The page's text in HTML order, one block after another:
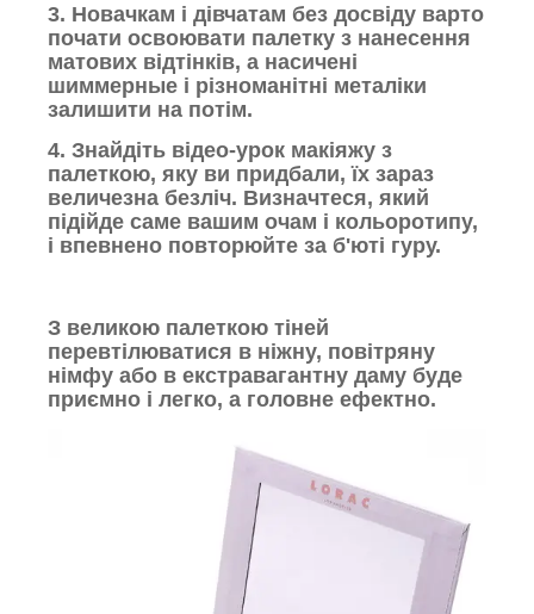
3. Новачкам і дівчатам без досвіду варто
почати освоювати палетку з нанесення
матових відтінків, а насичені
шиммерные і різноманітні металіки
залишити на потім.
4. Знайдіть відео-урок макіяжу з
палеткою, яку ви придбали, їх зараз
величезна безліч. Визначтеся, який
підійде саме вашим очам і кольоротипу,
і впевнено повторюйте за б'юті гуру.
З великою палеткою тіней
перевтілюватися в ніжну, повітряну
німфу або в екстравагантну даму буде
приємно і легко, а головне ефектно.